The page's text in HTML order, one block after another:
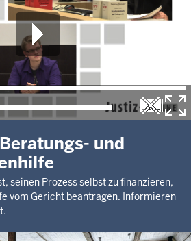
und
seinen Prozess selbst zu finanzieren,
vom Gericht beantragen. Informieren